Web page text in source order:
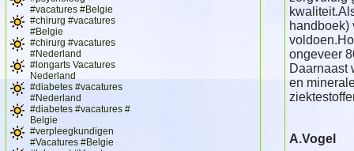
#vacatures #Belgie
#chirurg #vacatures
#Belgie
#chirurg #vacatures
#Nederland
#longarts Vacatures
Nederland
#diabetes #vacatures
#Nederland
#diabetes #vacatures #
Belgie
#verpleegkundigen
#Vacatures #Belgie
handboek)
ongeveer
Daarnaast
en
A.Vogel